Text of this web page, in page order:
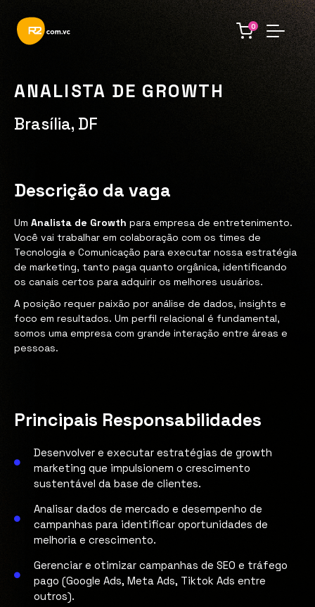
0
ANALISTA DE GROWTH
Brasília, DF
Descrição da vaga
Um Analista de Growth para empresa de entretenimento.
Você vai trabalhar em colaboração com os times de
Tecnologia e Comunicação para executar nossa estratégia
de marketing, tanto paga quanto orgânica, identificando
os canais certos para adquirir os melhores usuários.
A posição requer paixão por análise de dados, insights e
foco em resultados. Um perfil relacional é fundamental,
somos uma empresa com grande interação entre áreas e
pessoas.
Principais Responsabilidades
Desenvolver e executar estratégias de growth
marketing que impulsionem o crescimento
sustentável da base de clientes.
Analisar dados de mercado e desempenho de
campanhas para identificar oportunidades de
melhoria e crescimento.
Gerenciar e otimizar campanhas de SEO e tráfego
pago (Google Ads, Meta Ads, Tiktok Ads entre
outros).